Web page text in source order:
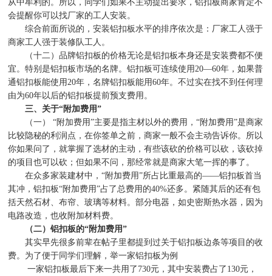
从中牟利的。所以，同学们如果不主动提出要求，铝扣板商家肯定不
会提醒你可以找厂家的工人安装。
综合前面所说的，安装铝扣板水平的排序依次是：厂家工人强于
商家工人强于装修队工人。
（十二）品牌铝扣板的价格无论是铝扣板本身还是安装费都不便
宜。特别是铝扣板市场的名牌。铝扣板可连续使用20—60年，如果普
通铝扣板能使用20年，名牌铝扣板能用60年。不过实在找不到任何理
由为60年以后的铝扣板提前预支费用。
三、关于“附加费用”
（一）
“附加费用”主要是指主材以外的费用，“附加费用”是商家
比较隐秘的利润点，在你签单之前，商家一般不会主动告诉你。所以
你如果问了，就掌握了选材的主动，有些该砍的价格可以砍，该砍掉
的项目也可以砍；但如果不问，那经常就是商家大笔一挥的事了。
在众多家装建材中，“附加费用”所占比重最高的——铝扣板首当
其冲，铝扣板“附加费用”占了总费用的40%还多。紧随其后的还有包
括天然石材、布帘、玻璃等材料。部分电器，如史密斯热水器，因为
电路改造，也收附加材料费。
（二）铝扣板的“附加费用”
其实早先很多前辈在帖子里都提到过关于铝扣板边条等项目的收
费。为了便于同学们理解，举一家铝扣板为例
一家铝扣板最后下来一共用了 730元，其中安装费占了 130元，